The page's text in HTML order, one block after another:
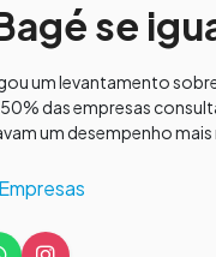
se
um levantamento
das empresas
um desempenho
Empresas